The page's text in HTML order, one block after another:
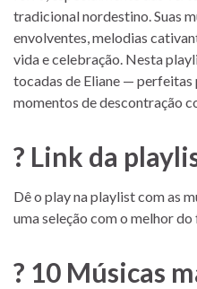
tradicional nordestino. Suas
envolventes, melodias
vida e celebração. Nesta
tocadas de Eliane — perfeitas
momentos de descontração
? Link da
Dê o play na playlist com as
uma seleção com o melhor
? 10 Músicas